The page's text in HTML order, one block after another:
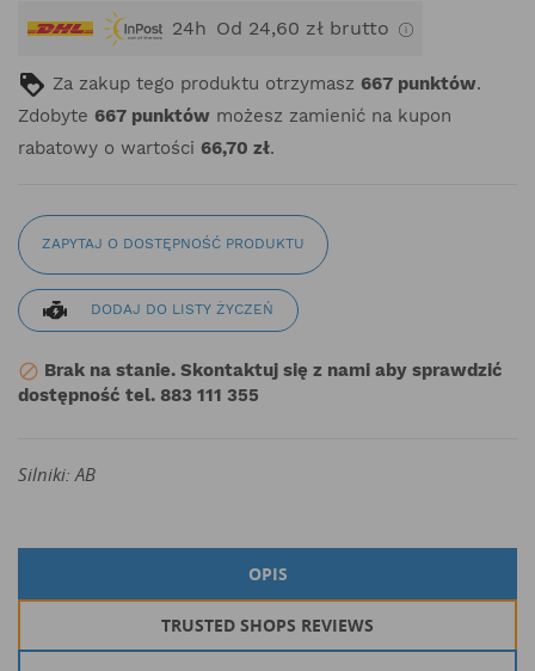
24h Od 24,60 zł brutto
Za zakup tego produktu otrzymasz 667 punktów.
Zdobyte 667 punktów możesz zamienić na kupon
rabatowy o wartości 66,70 zł.
ZAPYTAJ O DOSTĘPNOŚĆ PRODUKTU
DODAJ DO LISTY ŻYCZEŃ
 Brak na stanie. Skontaktuj się z nami aby sprawdzić
dostępność tel. 883 111 355
Silniki: AB
OPIS
TRUSTED SHOPS REVIEWS